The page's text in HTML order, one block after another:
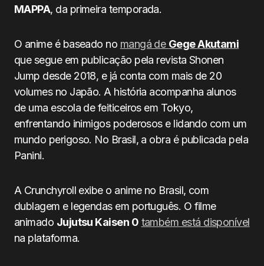
MAPPA, da primeira temporada.
O anime é baseado no mangá de Gege Akutami
que segue em publicação pela revista Shonen
Jump desde 2018, e já conta com mais de 20
volumes no Japão. A história acompanha alunos
de uma escola de feiticeiros em Tokyo,
enfrentando inimigos poderosos e lidando com um
mundo perigoso. No Brasil, a obra é publicada pela
Panini.
A Crunchyroll exibe o anime no Brasil, com
dublagem e legendas em português. O filme
animado Jujutsu Kaisen 0 também está disponível
na plataforma.